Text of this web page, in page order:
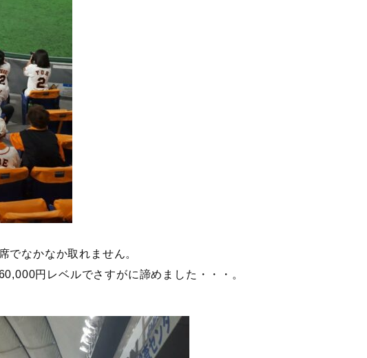
でなかなか取れません。
円レベルでさすがに諦めました・・・。